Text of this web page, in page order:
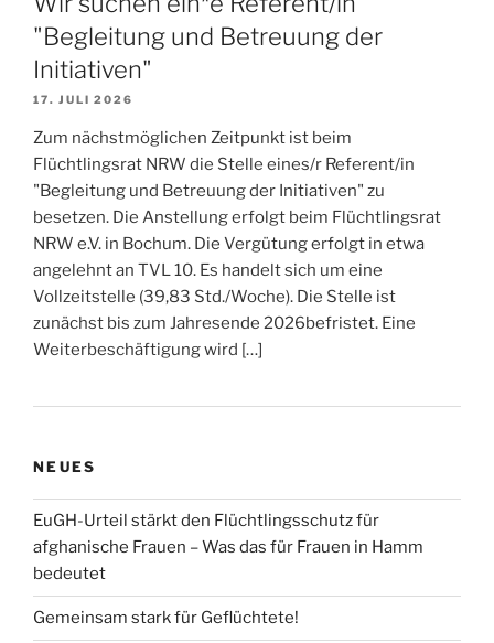
"Begleitung und Betreuung der
Initiativen"
17. JULI 2026
Zum nächstmöglichen Zeitpunkt ist beim
Flüchtlingsrat NRW die Stelle eines/r Referent/in
"Begleitung und Betreuung der Initiativen" zu
besetzen. Die Anstellung erfolgt beim Flüchtlingsrat
NRW e.V. in Bochum. Die Vergütung erfolgt in etwa
angelehnt an TVL 10. Es handelt sich um eine
Vollzeitstelle (39,83 Std./Woche). Die Stelle ist
zunächst bis zum Jahresende 2026befristet. Eine
Weiterbeschäftigung wird […]
NEUES
EuGH-Urteil stärkt den Flüchtlingsschutz für
afghanische Frauen – Was das für Frauen in Hamm
bedeutet
Gemeinsam stark für Geflüchtete!